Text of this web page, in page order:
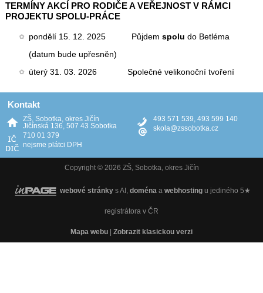
TERMÍNY AKCÍ PRO RODIČE A VEŘEJNOST V RÁMCI
PROJEKTU SPOLU-PRÁCE
pondělí 15. 12. 2025 Půjdem spolu do Betléma
(datum bude upřesněn)
úterý 31. 03. 2026 Společné velikonoční tvoření
Kontakt
ZŠ, Sobotka, okres Jičín
Jičínská 136, 507 43 Sobotka
710 01 379
nejsme plátci DPH
493 571 539, 493 599 140
skola@zssobotka.cz
Copyright © 2026 ZŠ, Sobotka, okres Jičín
webové stránky s AI, doména a webhosting u jediného 5★
registrátora v ČR
Mapa webu Zobrazit klasickou verzi